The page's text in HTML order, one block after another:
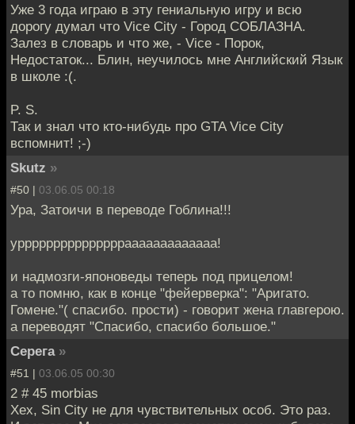
Уже 3 года играю в эту гениальную игру и всю
дорогу думал что Vice City - Город СОБЛАЗНА.
Залез в словарь и что же, - Vice - Порок,
Недостаток... Блин, неучилось мне Английский Язык
в школе :(.
P. S.
Так и знал что кто-нибудь про GTA Vice City
вспомнит! ;-)
Skutz »
#50 | 03.06.05 00:18
Ура, Затоичи в переводе Гоблина!!!
урррррррррррррррааааааааааааа!
и надмозги-японоведы теперь под прицелом!
а то помню, как в конце "фейерверка": "Аригато.
Гомене."( спасибо. прости) - говорит жена главгерою.
а переводят "Спасибо, спасибо большое."
Серега »
#51 | 03.06.05 00:30
2 # 45 morbias
Хех, Sin City не для чувствительных особ. Это раз.